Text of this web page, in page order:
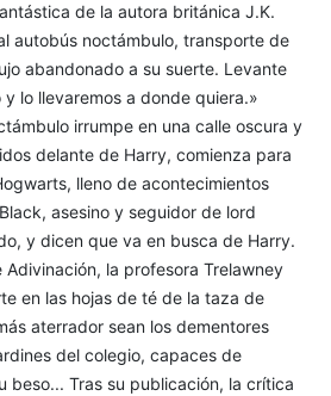
de la autora británica J.K.
autobús noctámbulo, transporte de
abandonado a su suerte. Levante
lo llevaremos a donde quiera.»
irrumpe en una calle oscura y
delante de Harry, comienza para
lleno de acontecimientos
asesino y seguidor de lord
y dicen que va en busca de Harry.
Adivinación, la profesora Trelawney
en las hojas de té de la taza de
aterrador sean los dementores
del colegio, capaces de
beso... Tras su publicación, la crítica